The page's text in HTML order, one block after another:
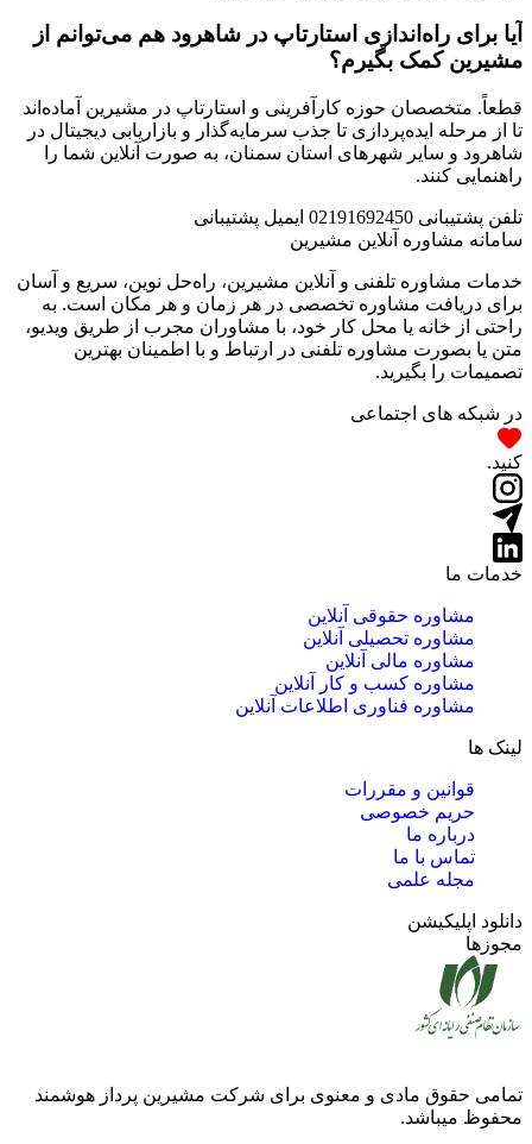
آیا برای راه‌اندازی استارتاپ در شاهرود هم می‌توانم از
مشیرین کمک بگیرم؟
قطعاً. متخصصان حوزه کارآفرینی و استارتاپ در مشیرین آماده‌اند
تا از مرحله ایده‌پردازی تا جذب سرمایه‌گذار و بازاریابی دیجیتال در
شاهرود و سایر شهرهای استان سمنان، به صورت آنلاین شما را
راهنمایی کنند.
تلفن پشتیبانی 02191692450 ایمیل پشتیبانی
سامانه مشاوره آنلاین مشیرین
خدمات مشاوره تلفنی و آنلاین مشیرین، راه‌‌حل نوین، سریع و آسان
برای دریافت مشاوره تخصصی در هر زمان و هر مکان است. به
راحتی از خانه یا محل کار خود، با مشاوران مجرب از طریق ویدیو،
متن یا بصورت مشاوره تلفنی در ارتباط و با اطمینان بهترین
تصمیمات را بگیرید.
در شبکه های اجتماعی
کنید.
خدمات ما
مشاوره حقوقی آنلاین
مشاوره تحصیلی آنلاین
مشاوره مالی آنلاین
مشاوره کسب و کار آنلاین
مشاوره فناوری اطلاعات آنلاین
لینک ها
قوانین و مقررات
حریم خصوصی
درباره ما
تماس با ما
مجله علمی
دانلود اپلیکیشن
مجوزها
تمامی حقوق مادی و معنوی برای شرکت مشیرین پرداز هوشمند
محفوظ میباشد.